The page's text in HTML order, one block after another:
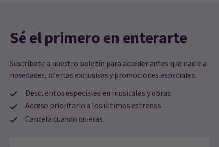
Sé el primero en enterarte
Suscríbete a nuestro boletín para acceder antes que nadie a
novedades, ofertas exclusivas y promociones especiales.
Descuentos especiales en musicales y obras
Acceso prioritario a los últimos estrenos
Cancela cuando quieras